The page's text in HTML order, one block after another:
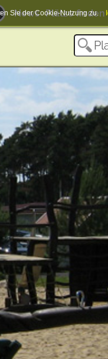
News Plätze finden
Sie der Cookie-Nutzung zu.